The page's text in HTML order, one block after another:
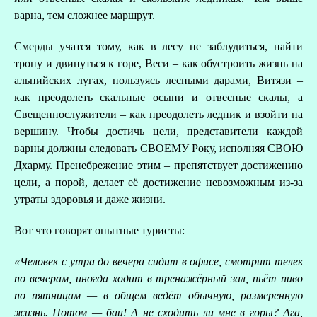
варна, тем сложнее маршрут.
Смерды учатся тому, как в лесу не заблудиться, найти
тропу и двинуться к горе, Веси – как обустроить жизнь на
альпийских лугах, пользуясь лесными дарами, Витязи –
как преодолеть скальные осыпи и отвесные скалы, а
Свещеннослужители – как преодолеть ледник и взойти на
вершину. Чтобы достичь цели, представители каждой
варны должны следовать СВОЕМУ Року, исполняя СВОЮ
Дхарму. Пренебрежение этим – препятствует достижению
цели, а порой, делает её достижение невозможным из-за
утраты здоровья и даже жизни.
Вот что говорят опытные туристы:
«Человек с утра до вечера сидит в офисе, смотрит телек
по вечерам, иногда ходит в тренажёрный зал, пьёт пиво
по пятницам — в общем ведёт обычную, размеренную
жизнь. Потом — бац! А не сходить ли мне в горы? Ага,